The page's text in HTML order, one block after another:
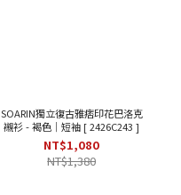
SOARIN獨立復古雅痞印花巴洛克
襯衫 - 褐色｜短袖 [ 2426C243 ]
NT$1,080
NT$1,380